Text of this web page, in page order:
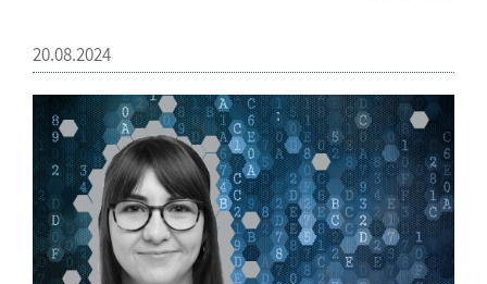
20.08.2024